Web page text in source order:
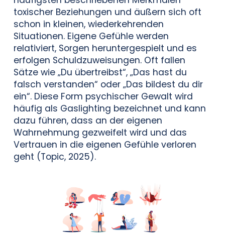
toxischer Beziehungen und äußern sich oft
schon in kleinen, wiederkehrenden
Situationen. Eigene Gefühle werden
relativiert, Sorgen heruntergespielt und es
erfolgen Schuldzuweisungen. Oft fallen
Sätze wie „Du übertreibst“, „Das hast du
falsch verstanden“ oder „Das bildest du dir
ein“. Diese Form psychischer Gewalt wird
häufig als Gaslighting bezeichnet und kann
dazu führen, dass an der eigenen
Wahrnehmung gezweifelt wird und das
Vertrauen in die eigenen Gefühle verloren
geht (Topic, 2025).